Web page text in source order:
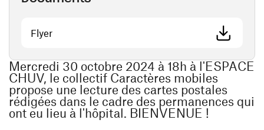
Flyer(ouvre une nouvelle fenêtre)
Mercredi 30 octobre 2024 à 18h à l'ESPACE
CHUV, le collectif Caractères mobiles
propose une lecture des cartes postales
rédigées dans le cadre des permanences qui
ont eu lieu à l'hôpital. BIENVENUE !